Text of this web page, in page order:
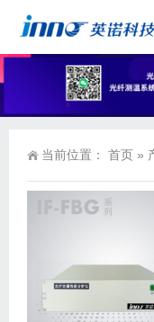
当前位置： 首页 »